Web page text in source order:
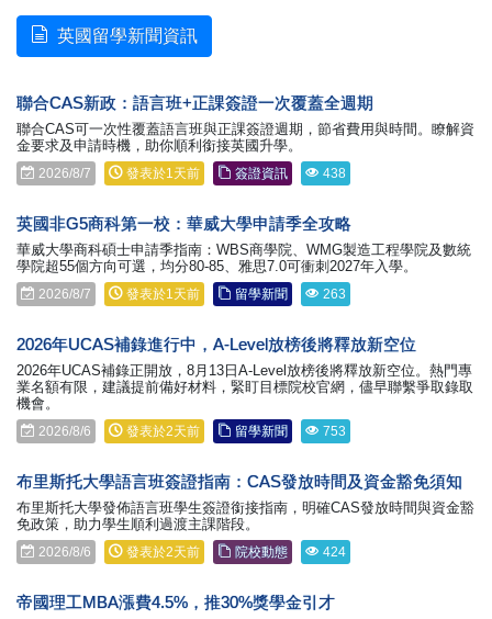
英國留學新聞資訊
聯合CAS新政：語言班+正課簽證一次覆蓋全週期
聯合CAS可一次性覆蓋語言班與正課簽證週期，節省費用與時間。瞭解資
金要求及申請時機，助你順利銜接英國升學。
2026/8/7 發表於1天前 簽證資訊 438
英國非G5商科第一校：華威大學申請季全攻略
華威大學商科碩士申請季指南：WBS商學院、WMG製造工程學院及數統
學院超55個方向可選，均分80-85、雅思7.0可衝刺2027年入學。
2026/8/7 發表於1天前 留學新聞 263
2026年UCAS補錄進行中，A-Level放榜後將釋放新空位
2026年UCAS補錄正開放，8月13日A-Level放榜後將釋放新空位。熱門專
業名額有限，建議提前備好材料，緊盯目標院校官網，儘早聯繫爭取錄取
機會。
2026/8/6 發表於2天前 留學新聞 753
布里斯托大學語言班簽證指南：CAS發放時間及資金豁免須知
布里斯托大學發佈語言班學生簽證銜接指南，明確CAS發放時間與資金豁
免政策，助力學生順利過渡主課階段。
2026/8/6 發表於2天前 院校動態 424
帝國理工MBA漲費4.5%，推30%獎學金引才